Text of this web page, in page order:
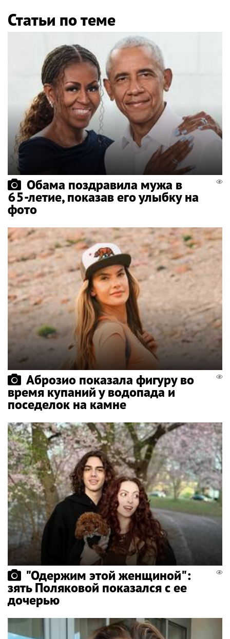
Статьи по теме
Обама поздравила мужа в
65-летие, показав его улыбку на
фото
Аброзио показала фигуру во
время купаний у водопада и
поседелок на камне
"Одержим этой женщиной":
зять Поляковой показался с ее
дочерью